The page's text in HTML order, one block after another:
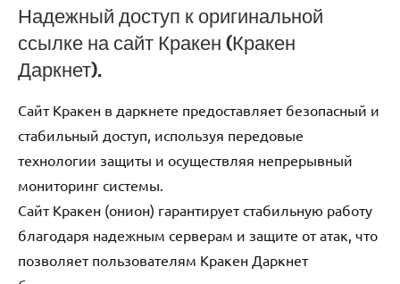
Надежный доступ к оригинальной
ссылке на сайт Кракен (Кракен
Даркнет).
Сайт Кракен в даркнете предоставляет безопасный и
стабильный доступ, используя передовые
технологии защиты и осуществляя непрерывный
мониторинг системы.
Сайт Кракен (онион) гарантирует стабильную работу
благодаря надежным серверам и защите от атак, что
позволяет пользователям Кракен Даркнет